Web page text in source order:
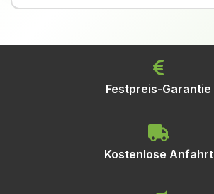
Festpreis-Garantie
Kostenlose Anfahrt